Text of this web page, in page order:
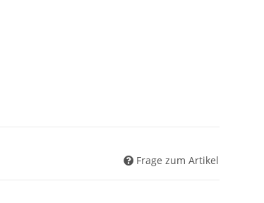
Frage zum Artikel